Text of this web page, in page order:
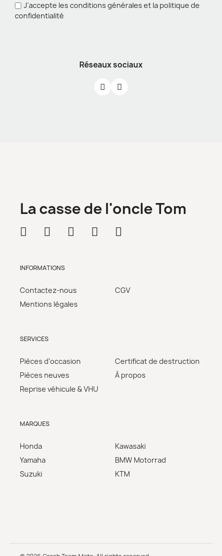
J'accepte les conditions générales et la politique de
confidentialité
Réseaux sociaux
La casse de l'oncle Tom
INFORMATIONS
Contactez-nous
Mentions légales
CGV
SERVICES
Pièces d'occasion
Pièces neuves
Reprise véhicule & VHU
Certificat de destruction
À propos
MARQUES
Honda
Yamaha
Suzuki
Kawasaki
BMW Motorrad
KTM